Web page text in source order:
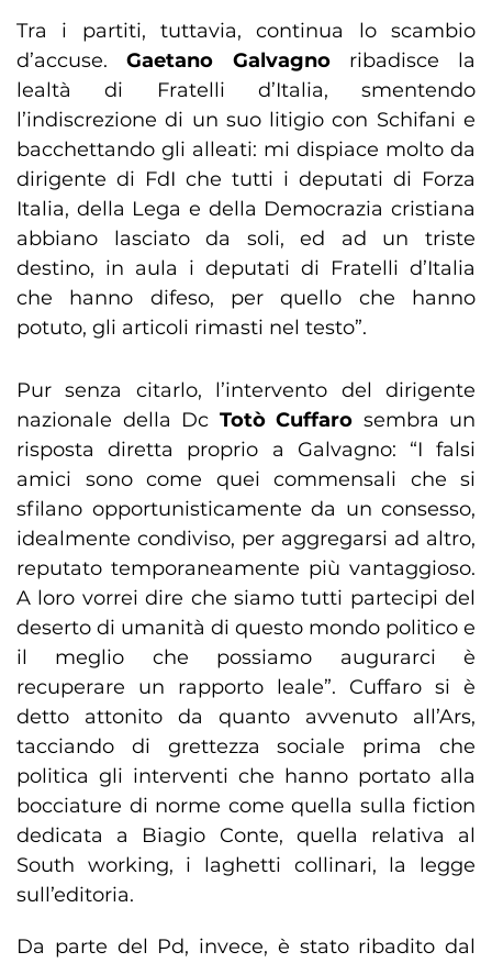
Tra i partiti, tuttavia, continua lo scambio
d’accuse.Gaetano Galvagnoribadisce la
lealtà di Fratelli d’Italia, smentendo
l’indiscrezione di un suo litigio con Schifani e
bacchettando gli alleati: mi dispiace molto da
dirigente di FdI che tutti i deputati di Forza
Italia, della Lega e della Democrazia cristiana
abbiano lasciato da soli, ed ad un triste
destino, in aula i deputati di Fratelli d’Italia
che hanno difeso, per quello che hanno
potuto, gli articoli rimasti nel testo”.
Pur senza citarlo, l’intervento del dirigente
nazionale della Dc Totò Cuffaro sembra un
risposta diretta proprio a Galvagno: “I falsi
amici sono come quei commensali che si
sfilano opportunisticamente da un consesso,
idealmente condiviso, per aggregarsi ad altro,
reputato temporaneamente più vantaggioso.
A loro vorrei dire che siamo tutti partecipi del
deserto di umanità di questo mondo politico e
il meglio che possiamo augurarci è
recuperare un rapporto leale”. Cuffaro si è
detto attonito da quanto avvenuto all’Ars,
tacciando di grettezza sociale prima che
politica gli interventi che hanno portato alla
bocciature di norme come quella sulla fiction
dedicata a Biagio Conte, quella relativa al
South working, i laghetti collinari, la legge
sull’editoria.
Da parte del Pd, invece, è stato ribadito dal